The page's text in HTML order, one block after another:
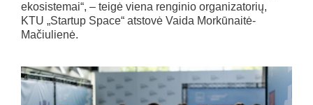
ekosistemai“, – teigė viena renginio organizatorių,
KTU „Startup Space“ atstovė Vaida Morkūnaitė-
Mačiulienė.